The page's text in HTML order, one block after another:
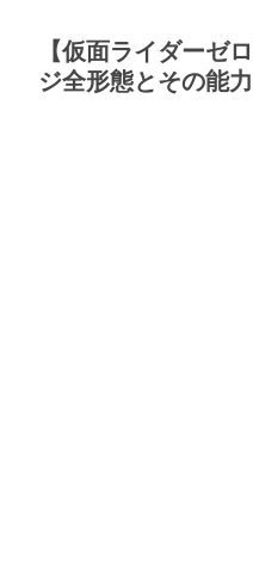
【仮面ライダーゼ
ジ全形態とその能